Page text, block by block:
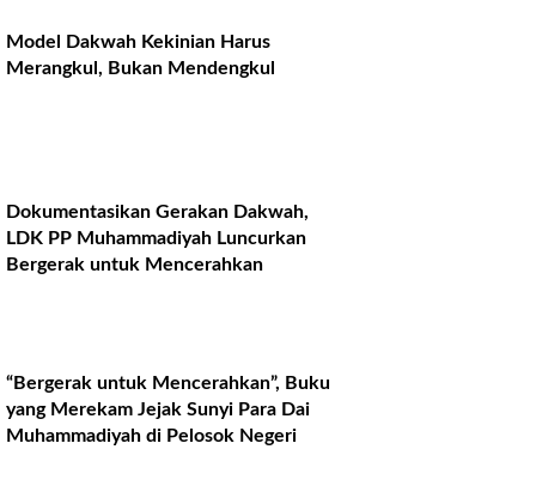
Model Dakwah Kekinian Harus
Merangkul, Bukan Mendengkul
Dokumentasikan Gerakan Dakwah,
LDK PP Muhammadiyah Luncurkan
Bergerak untuk Mencerahkan
“Bergerak untuk Mencerahkan”, Buku
yang Merekam Jejak Sunyi Para Dai
Muhammadiyah di Pelosok Negeri